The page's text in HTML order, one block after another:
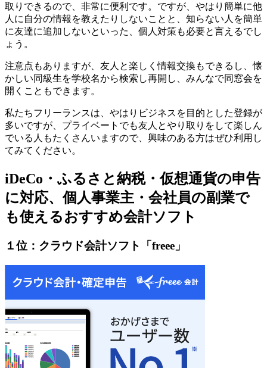
取りできるので、非常に便利です。ですが、やはり簡単に他
人に自分の情報を教えたりしないことと、知らない人を簡単
に友達に追加しないといった、個人対策も必要と言えるでし
ょう。
注意点もありますが、友人と楽しく情報交換もできるし、懐
かしい同級生を学校名から検索し再開し、みんなで同窓会を
開くこともできます。
私たちフリーランスは、やはりビジネスを目的とした登録が
多いですが、プライベートでも友人とやり取りをして楽しん
でいる人もたくさんいますので、興味のある方はぜひ利用し
てみてください。
iDeCo・ふるさと納税・仮想通貨の申告
に対応、個人事業主・会社員の副業で
も使えるおすすめ会計ソフト
１位：クラウド会計ソフト「freee」